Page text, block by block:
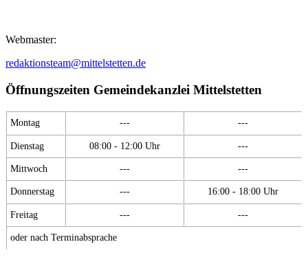
Webmaster:
redaktionsteam@mittelstetten.de
Öffnungszeiten Gemeindekanzlei Mittelstetten
Montag --- ---
Dienstag 08:00 - 12:00 Uhr ---
Mittwoch --- ---
Donnerstag --- 16:00 - 18:00 Uhr
Freitag --- ---
oder nach Terminabsprache